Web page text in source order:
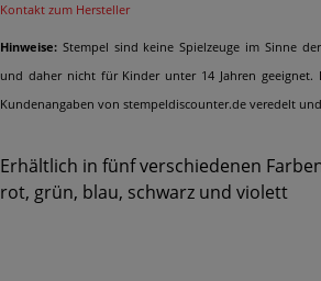
Kontakt zum Hersteller
Hinweise: Stempel sind keine Spielzeuge im Sinne
und daher nicht für Kinder unter 14 Jahren geeignet.
Kundenangaben von stempeldiscounter.de veredelt
Erhältlich in fünf verschiedenen
rot, grün, blau, schwarz und violett